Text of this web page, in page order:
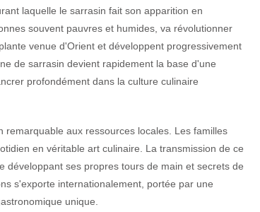
laquelle le sarrasin fait son apparition en
souvent pauvres et humides, va révolutionner
venue d'Orient et développent progressivement
de sarrasin devient rapidement la base d'une
profondément dans la culture culinaire
aux ressources locales. Les familles
en véritable art culinaire. La transmission de ce
ses propres tours de main et secrets de
s'exporte internationalement, portée par une
unique.